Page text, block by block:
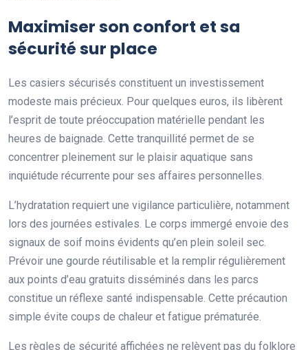
Maximiser son confort et sa
sécurité sur place
Les casiers sécurisés constituent un investissement
modeste mais précieux. Pour quelques euros, ils libèrent
l’esprit de toute préoccupation matérielle pendant les
heures de baignade. Cette tranquillité permet de se
concentrer pleinement sur le plaisir aquatique sans
inquiétude récurrente pour ses affaires personnelles.
L’hydratation requiert une vigilance particulière, notamment
lors des journées estivales. Le corps immergé envoie des
signaux de soif moins évidents qu’en plein soleil sec.
Prévoir une gourde réutilisable et la remplir régulièrement
aux points d’eau gratuits disséminés dans les parcs
constitue un réflexe santé indispensable. Cette précaution
simple évite coups de chaleur et fatigue prématurée.
Les règles de sécurité affichées ne relèvent pas du folklore